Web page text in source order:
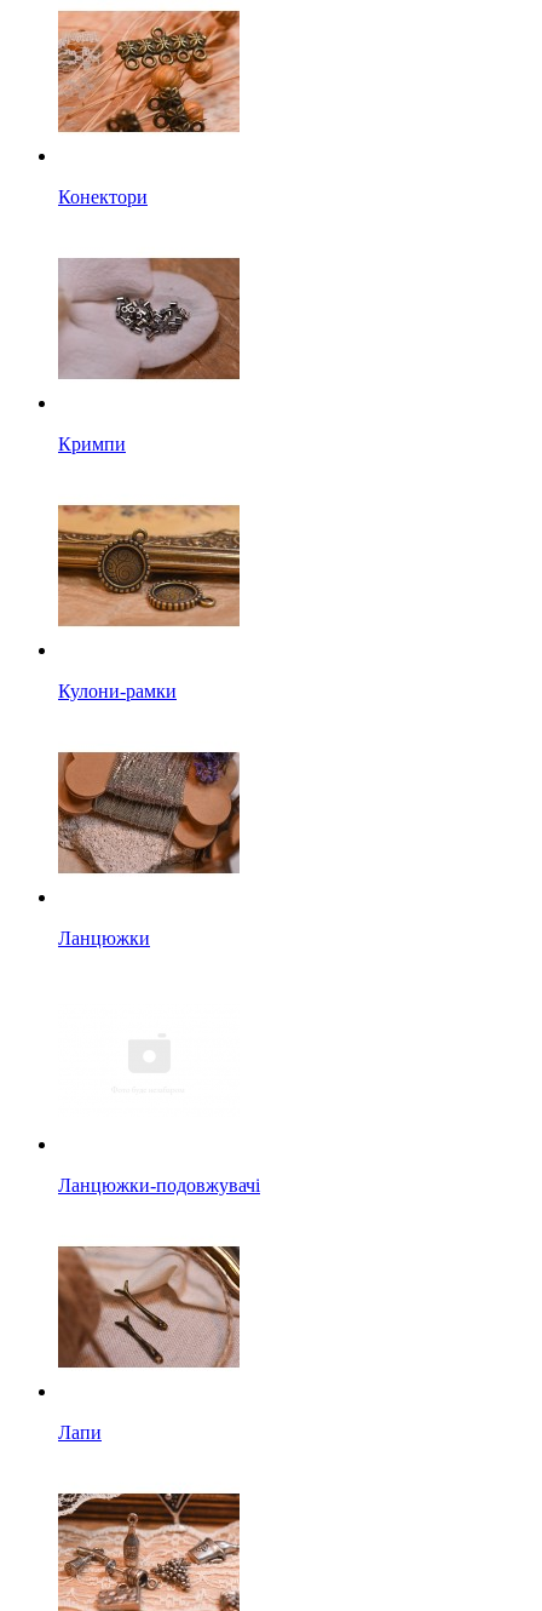
Конектори
Кримпи
Кулони-рамки
Ланцюжки
Ланцюжки-подовжувачі
Лапи